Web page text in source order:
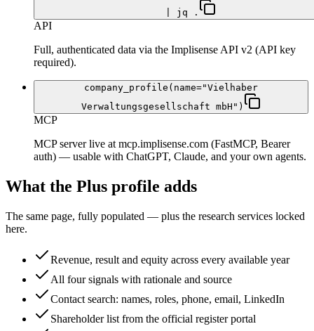
| jq .
API
Full, authenticated data via the Implisense API v2 (API key
required).
company_profile(name="Vielhaber
Verwaltungsgesellschaft mbH")
MCP
MCP server live at mcp.implisense.com (FastMCP, Bearer
auth) — usable with ChatGPT, Claude, and your own agents.
What the Plus profile adds
The same page, fully populated — plus the research services locked
here.
Revenue, result and equity across every available year
All four signals with rationale and source
Contact search: names, roles, phone, email, LinkedIn
Shareholder list from the official register portal